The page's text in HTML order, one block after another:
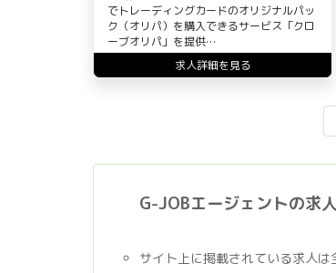
でトレーディングカードのオリジナルパッ
ク（オリパ）を購入できるサービス「クロ
ーブオリパ」を提供…
求人詳細を見る
G-JOBエージェントの求人
サイト上に掲載されている求人は